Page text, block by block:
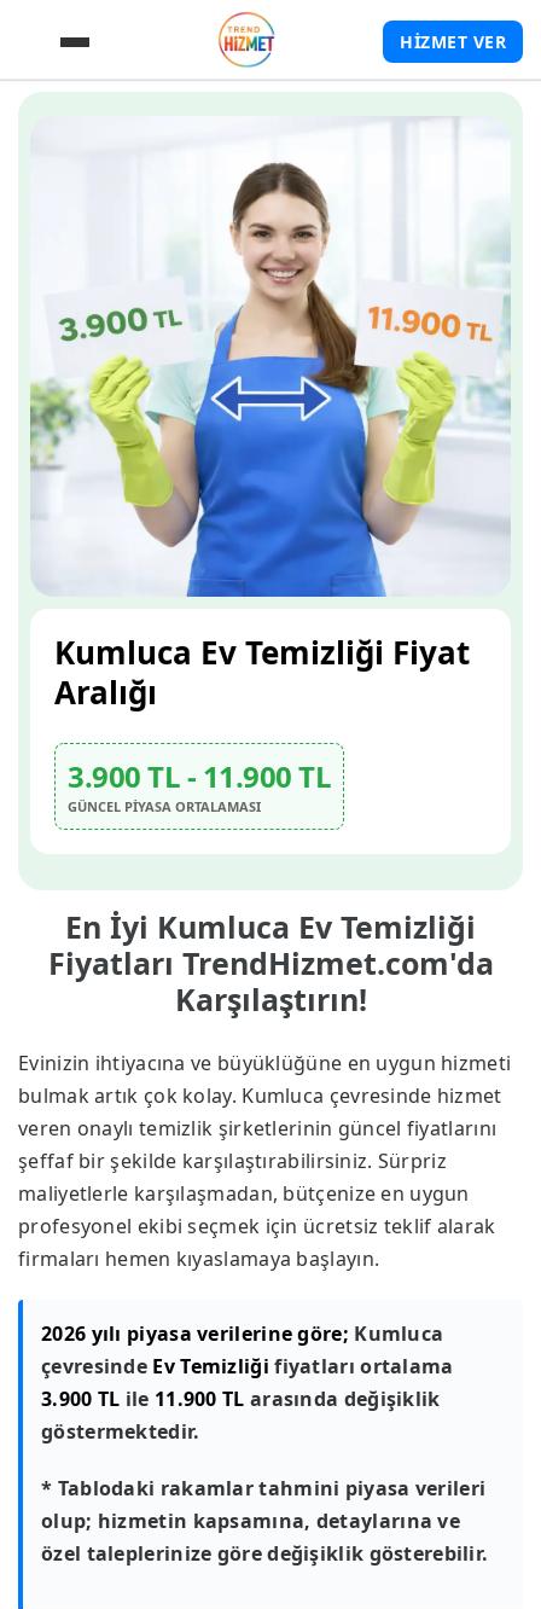
HİZMET VER
En İyi Kumluca Ev Temizliği
Fiyatları TrendHizmet.com'da
Karşılaştırın!
Evinizin ihtiyacına ve büyüklüğüne en uygun hizmeti
bulmak artık çok kolay. Kumluca çevresinde hizmet
veren onaylı temizlik şirketlerinin güncel fiyatlarını
şeffaf bir şekilde karşılaştırabilirsiniz. Sürpriz
maliyetlerle karşılaşmadan, bütçenize en uygun
profesyonel ekibi seçmek için ücretsiz teklif alarak
firmaları hemen kıyaslamaya başlayın.
2026 yılı piyasa verilerine göre; Kumluca
çevresinde Ev Temizliği fiyatları ortalama
3.900 TL ile 11.900 TL arasında değişiklik
göstermektedir.
* Tablodaki rakamlar tahmini piyasa verileri
olup; hizmetin kapsamına, detaylarına ve
özel taleplerinize göre değişiklik gösterebilir.
Kumluca Ev Temizliği Fiyat
Aralığı
3.900 TL - 11.900 TL
GÜNCEL PİYASA ORTALAMASI